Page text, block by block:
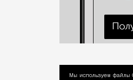
Мы используем файлы